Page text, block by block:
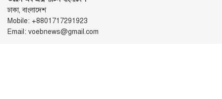
ঢাকা, বাংলাদেশ
Mobile: +8801717291923
Email: voebnews@gmail.com